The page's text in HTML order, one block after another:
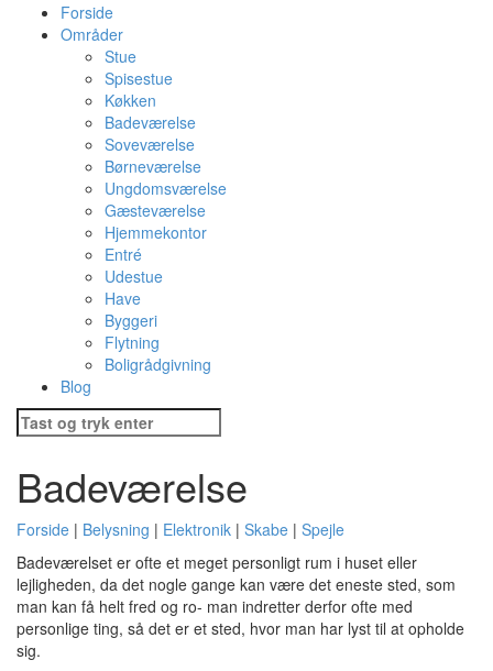
Forside
Områder
Stue
Spisestue
Køkken
Badeværelse
Soveværelse
Børneværelse
Ungdomsværelse
Gæsteværelse
Hjemmekontor
Entré
Udestue
Have
Byggeri
Flytning
Boligrådgivning
Blog
Søg
efter:
Badeværelse
Forside | Belysning | Elektronik | Skabe | Spejle
Badeværelset er ofte et meget personligt rum i huset eller
lejligheden, da det nogle gange kan være det eneste sted, som
man kan få helt fred og ro- man indretter derfor ofte med
personlige ting, så det er et sted, hvor man har lyst til at opholde
sig.